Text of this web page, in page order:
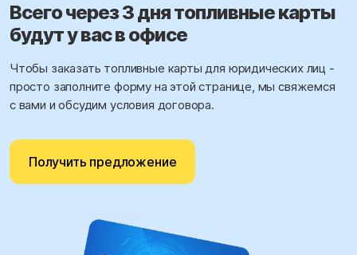
Всего через 3 дня топливные карты
будут у вас в офисе
Чтобы заказать топливные карты для юридических лиц -
просто заполните форму на этой странице, мы свяжемся
с вами и обсудим условия договора.
Получить предложение